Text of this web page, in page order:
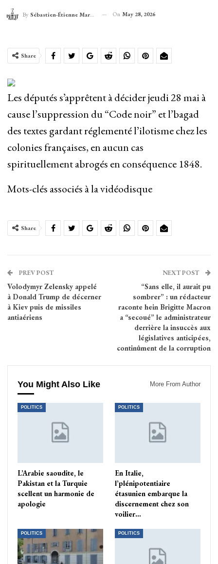
By Sébastien-Étienne Marechal On May 28, 2026
Share
Les députés s’apprêtent à décider jeudi 28 mai à
cause l’suppression du “Code noir” et l’bagad
des textes gardant réglementé l’ilotisme chez les
colonies françaises, en aucun cas
spirituellement abrogés en conséquence 1848.
Mots-clés associés à la vidéodisque
Share
PREV POST
Volodymyr Zelensky appelé
à Donald Trump de décerner
à Kiev puis de missiles
antiaériens
NEXT POST
“Sans elle, il aurait pu
sombrer” : un rédacteur
raconte hein Brigitte Macron
a “secoué” le administrateur
derrière la insuccès aux
législatives anticipées,
continûment de la corruption
You Might Also Like More From Author
POLITICS
L’Arabie saoudite, le
Pakistan et la Turquie
scellent un harmonie de
apologie
POLITICS
En Italie,
l’plénipotentiaire
étasunien embarque la
discernement chez son
voilier…
POLITICS POLITICS